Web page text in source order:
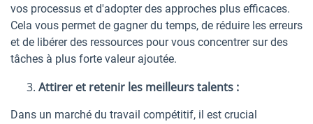
vos processus et d'adopter des approches plus efficaces.
Cela vous permet de gagner du temps, de réduire les erreurs
et de libérer des ressources pour vous concentrer sur des
tâches à plus forte valeur ajoutée.
Attirer et retenir les meilleurs talents :
Dans un marché du travail compétitif, il est crucial